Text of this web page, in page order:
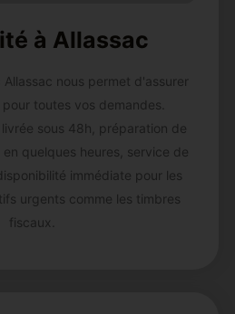
à Allassac
nous permet d'assurer
toutes vos demandes.
sous 48h, préparation de
quelques heures, service de
immédiate pour les
urgents comme les timbres
fiscaux.